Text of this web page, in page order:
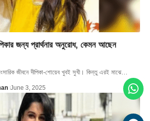
জন্য প্রার্থনার অনুরোধ, কেমন আছেন
জীবনে দীপিকা-শোয়েব খুবই সুখী। কিন্তু এরই মাঝে…
June 3, 2025